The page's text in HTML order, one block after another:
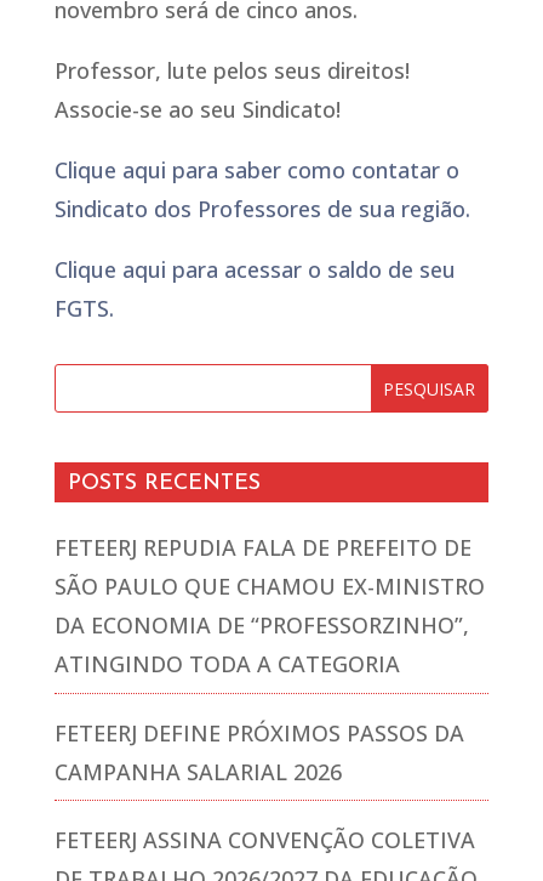
novembro será de cinco anos.
Professor, lute pelos seus direitos!
Associe-se ao seu Sindicato!
Clique aqui para saber como contatar o
Sindicato dos Professores de sua região.
Clique aqui para acessar o saldo de seu
FGTS.
POSTS RECENTES
FETEERJ REPUDIA FALA DE PREFEITO DE
SÃO PAULO QUE CHAMOU EX-MINISTRO
DA ECONOMIA DE “PROFESSORZINHO”,
ATINGINDO TODA A CATEGORIA
FETEERJ DEFINE PRÓXIMOS PASSOS DA
CAMPANHA SALARIAL 2026
FETEERJ ASSINA CONVENÇÃO COLETIVA